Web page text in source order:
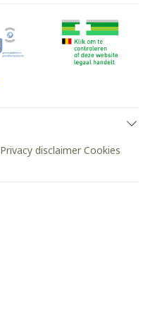
Privacy disclaimer Cookies